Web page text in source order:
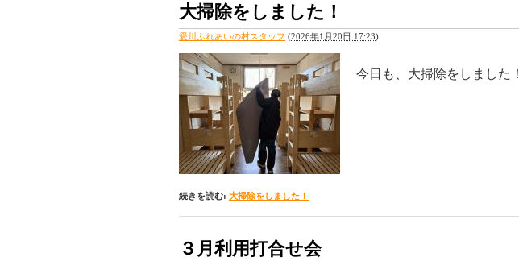
大掃除をしました！
愛川ふれあいの村スタッフ (2026年1月20日 17:23)
今日も、大掃除をしました！
続きを読む: 大掃除をしました！
３月利用打合せ会